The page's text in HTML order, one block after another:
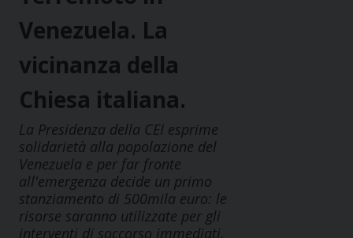
Venezuela. La
vicinanza della
Chiesa italiana.
La Presidenza della CEI esprime
solidarietà alla popolazione del
Venezuela e per far fronte
all'emergenza decide un primo
stanziamento di 500mila euro: le
risorse saranno utilizzate per gli
interventi di soccorso immediati,